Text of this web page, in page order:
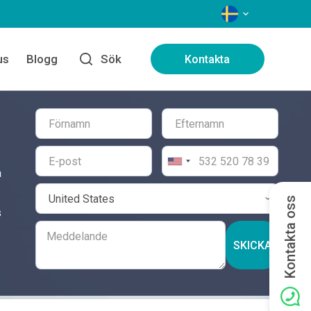
SPRÅK
Blogg Sök Kontakta
SKICKA Kontakta oss